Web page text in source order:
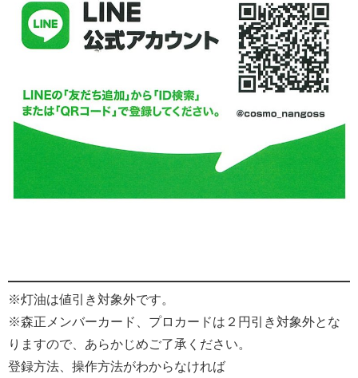
※灯油は値引き対象外です。
※森正メンバーカード、プロカードは２円引き対象外とな
りますので、あらかじめご了承ください。
登録方法、操作方法がわからなければ